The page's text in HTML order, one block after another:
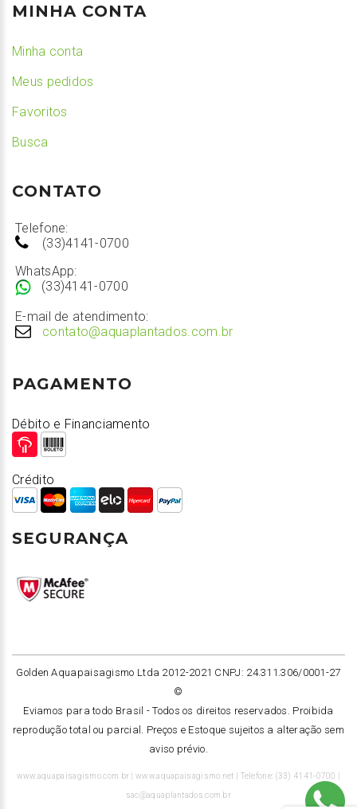
MINHA CONTA
Minha conta
Meus pedidos
Favoritos
Busca
CONTATO
Telefone:
(33)4141-0700
WhatsApp:
(33)4141-0700
E-mail de atendimento:
contato@aquaplantados.com.br
PAGAMENTO
Débito e Financiamento
Crédito
SEGURANÇA
Golden Aquapaisagismo Ltda 2012-2021 CNPJ: 24.311.306/0001-27
©
Eviamos para todo Brasil -Todos os direitos reservados. Proibida
reprodução total ou parcial. Preços e Estoque sujeitos a alteração sem
aviso prévio.
www.aquapaisagismo.com.br | www.aquapaisagismo.net | Telefone: (33) 4141-0700 |
sac@aquaplantados.com.br